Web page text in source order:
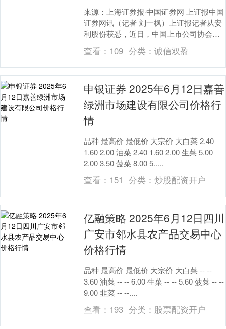
来源：上海证券报·中国证券网 上证报中国
证券网讯（记者 刘一枫）上证报记者从安
利股份获悉，近日，中国上市公司协会公
布了2025年上市公司可持续发展优秀实践
案例获....
查看： 109 分类： 诚信双盈
申银证券 2025年6月12日嘉善
绿洲市场建设有限公司价格行
情
品种 最高价 最低价 大宗价 大白菜 2.40
1.60 2.00 油菜 2.40 1.60 2.00 生菜 5.00
2.00 3.50 菠菜 8.00 5.....
查看： 151 分类： 炒股配资开户
亿融策略 2025年6月12日四川
广安市邻水县农产品交易中心
价格行情
品种 最高价 最低价 大宗价 大白菜 -- --
3.60 油菜 -- -- 6.00 生菜 -- -- 5.60 菠菜 -- --
9.00 韭菜 -- --....
查看： 193 分类： 股票配资开户